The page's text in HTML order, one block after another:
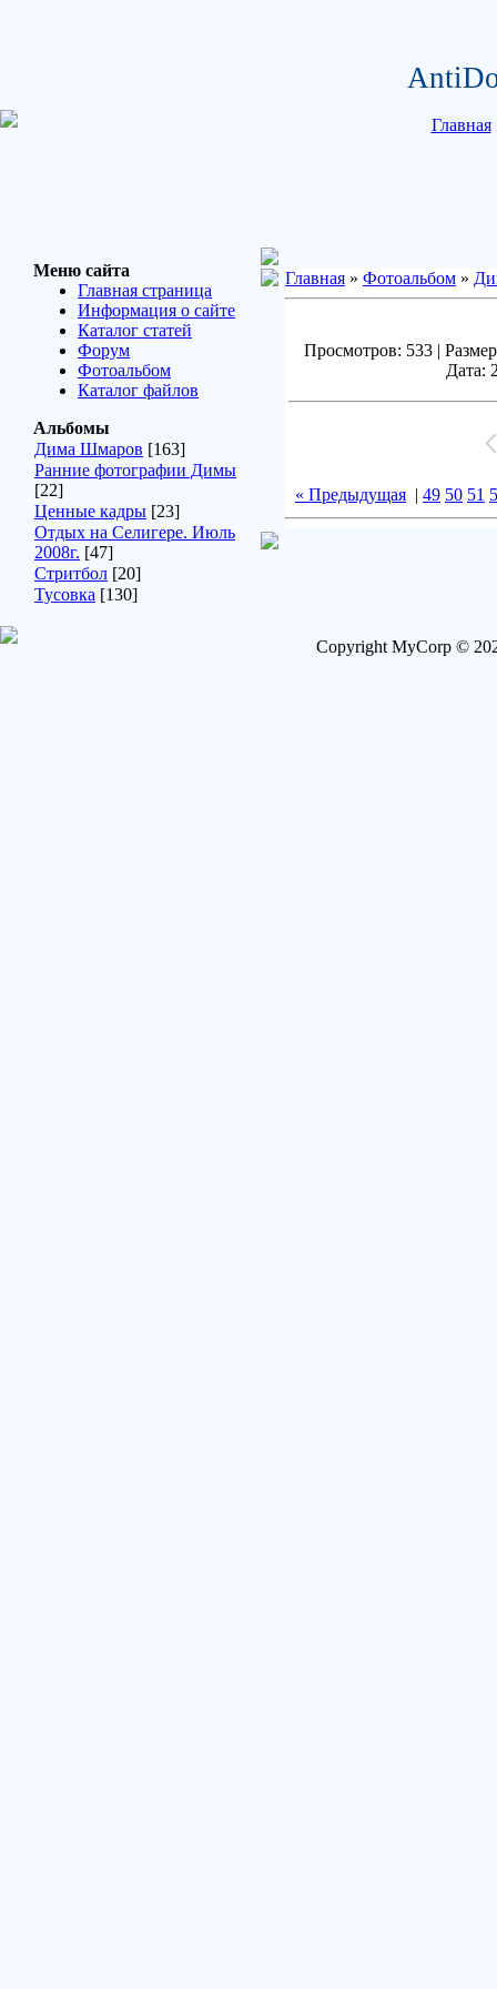
Главная
Меню сайта
Главная страница
Информация о сайте
Каталог статей
Форум
Фотоальбом
Каталог файлов
Альбомы
Дима Шмаров [163]
Ранние фотографии Димы
[22]
Ценные кадры [23]
Отдых на Селигере. Июль
2008г. [47]
Стритбол [20]
Тусовка [130]
Главная » Фотоальбом »
Просмотров: 533 |
Дата:
« Предыдущая | 49 50 51
Copyright MyCorp ©